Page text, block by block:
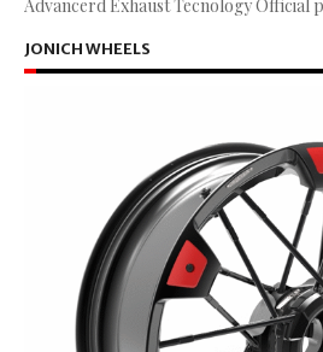
Advancerd Exhaust Tecnology
JONICH WHEELS